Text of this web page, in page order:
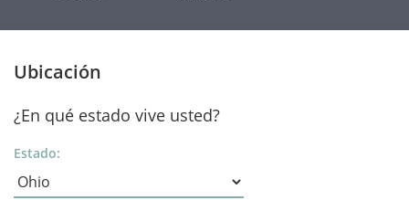
Ubicación
¿En qué estado vive usted?
Estado: